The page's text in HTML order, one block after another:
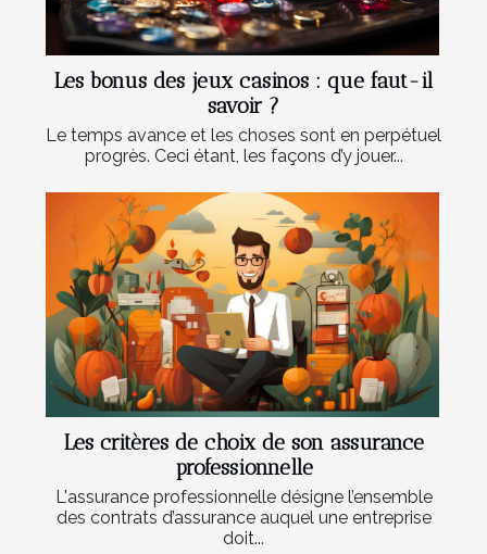
Les bonus des jeux casinos : que faut-il
savoir ?
Le temps avance et les choses sont en perpétuel
progrès. Ceci étant, les façons d’y jouer...
Les critères de choix de son assurance
professionnelle
L'assurance professionnelle désigne l’ensemble
des contrats d’assurance auquel une entreprise
doit...